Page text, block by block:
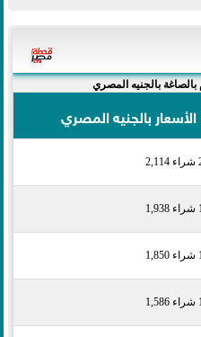
بالجنيه المصري
الأسعار بالجنيه المصري